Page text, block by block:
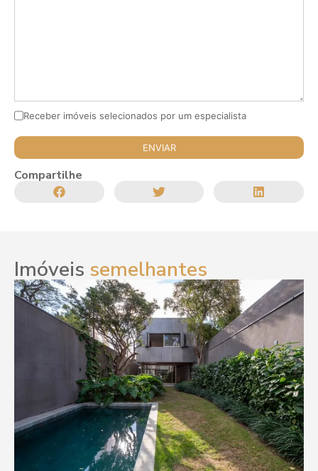
Receber imóveis selecionados por um especialista
Compartilhe
Imóveis semelhantes